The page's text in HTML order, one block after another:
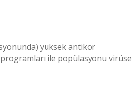
yüksek antikor
programları ile popülasyonu virüse